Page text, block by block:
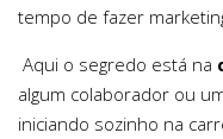
tempo de fazer
Aqui o segredo está na
algum colaborador ou
iniciando sozinho na